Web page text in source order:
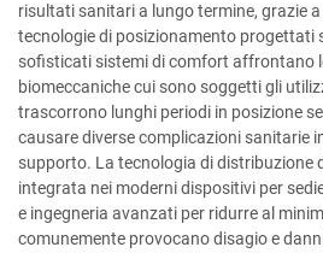
risultati sanitari a lungo termine, grazie
tecnologie di posizionamento progettati
sofisticati sistemi di comfort affrontano
biomeccaniche cui sono soggetti gli
trascorrono lunghi periodi in posizione
causare diverse complicazioni sanitarie
supporto. La tecnologia di distribuzione
integrata nei moderni dispositivi per
e ingegneria avanzati per ridurre al
comunemente provocano disagio e